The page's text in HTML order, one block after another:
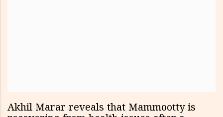
Akhil Marar reveals that Mammootty is